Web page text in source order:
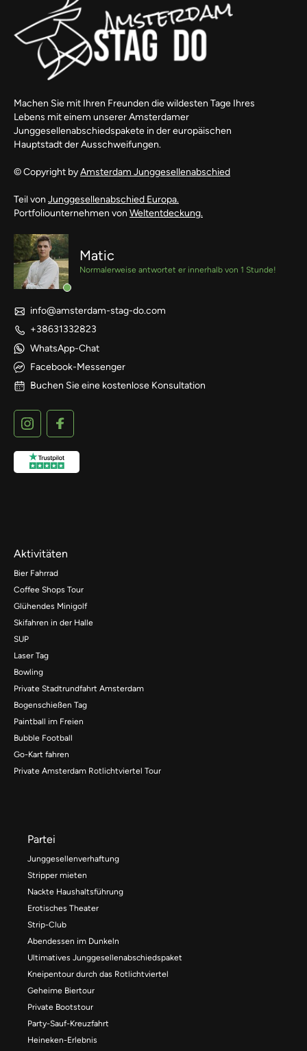
Machen Sie mit Ihren Freunden die wildesten Tage Ihres
Lebens mit einem unserer Amsterdamer
Junggesellenabschiedspakete in der europäischen
Hauptstadt der Ausschweifungen.
© Copyright byAmsterdam Junggesellenabschied
Teil von Junggesellenabschied Europa.
Portfoliounternehmen von Weltentdeckung.
Matic
Normalerweise antwortet er innerhalb von 1 Stunde!
info@amsterdam-stag-do.com
+38631332823
WhatsApp-Chat
Facebook-Messenger
Buchen Sie eine kostenlose Konsultation
Aktivitäten
Bier Fahrrad
Coffee Shops Tour
Glühendes Minigolf
Skifahren in der Halle
SUP
Laser Tag
Bowling
Private Stadtrundfahrt Amsterdam
Bogenschießen Tag
Paintball im Freien
Bubble Football
Go-Kart fahren
Private Amsterdam Rotlichtviertel Tour
Partei
Junggesellenverhaftung
Stripper mieten
Nackte Haushaltsführung
Erotisches Theater
Strip-Club
Abendessen im Dunkeln
Ultimatives Junggesellenabschiedspaket
Kneipentour durch das Rotlichtviertel
Geheime Biertour
Private Bootstour
Party-Sauf-Kreuzfahrt
Heineken-Erlebnis